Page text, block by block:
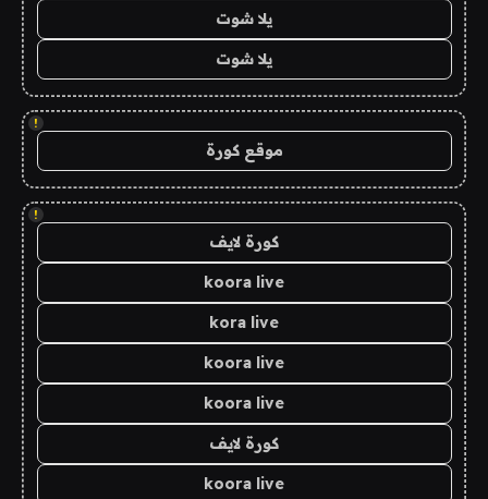
يلا شوت
يلا شوت
!
موقع كورة
!
كورة لايف
koora live
kora live
koora live
koora live
كورة لايف
koora live